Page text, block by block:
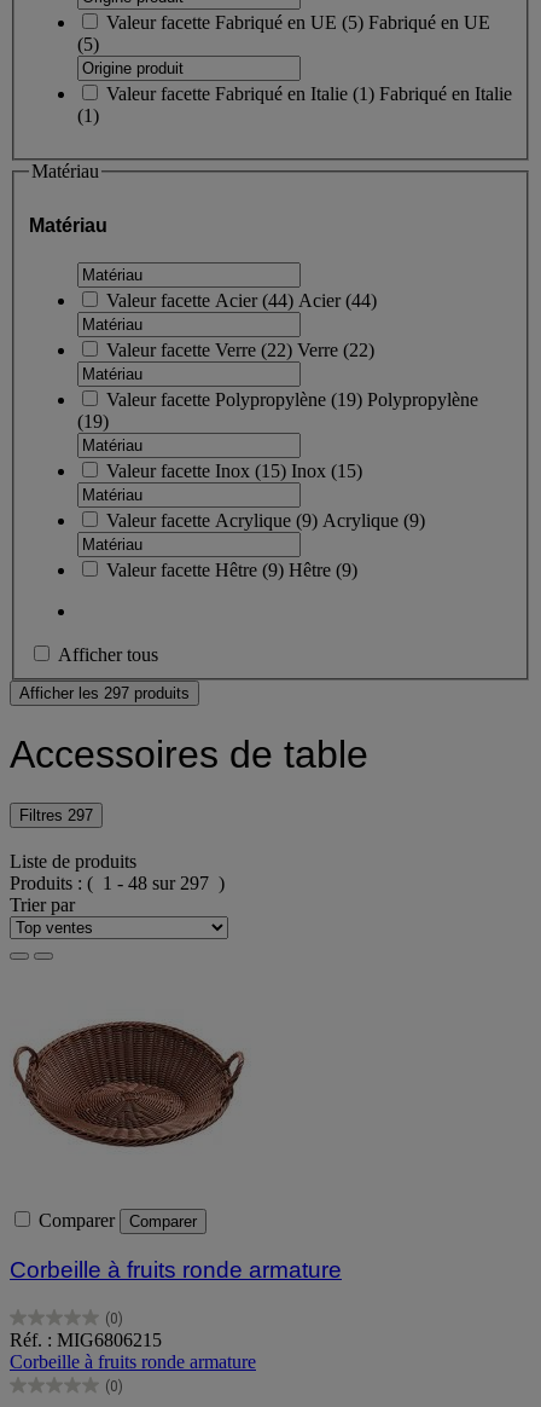
Valeur facette Fabriqué en UE (5) Fabriqué en UE
(5)
Valeur facette Fabriqué en Italie (1) Fabriqué en Italie
(1)
Matériau
Matériau
Valeur facette Acier(44) Acier(44)
Valeur facette Verre (22) Verre (22)
Valeur facette Polypropylène (19) Polypropylène
(19)
Valeur facette Inox (15) Inox (15)
Valeur facette Acrylique (9) Acrylique (9)
Valeur facette Hêtre (9) Hêtre (9)
Afficher tous
Afficher les 297 produits
Accessoires de table
Filtres 297
Liste de produits
Produits : ( 1 - 48 sur 297 )
Trier par
Comparer Comparer
Corbeille à fruits ronde armature
(0)
0.0
sur
5
étoiles.
Réf. : MIG6806215
Corbeille à fruits ronde armature
(0)
0.0